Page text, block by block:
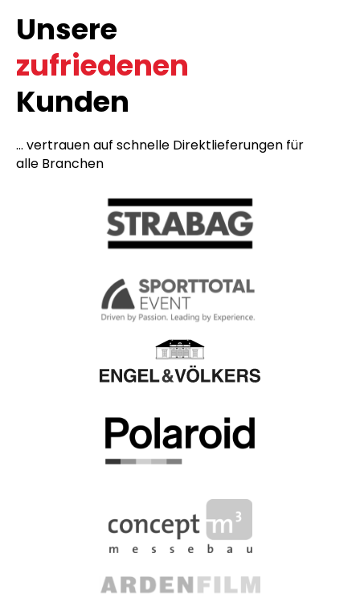
Unsere
zufriedenen
Kunden
... vertrauen auf schnelle Direktlieferungen für
alle Branchen